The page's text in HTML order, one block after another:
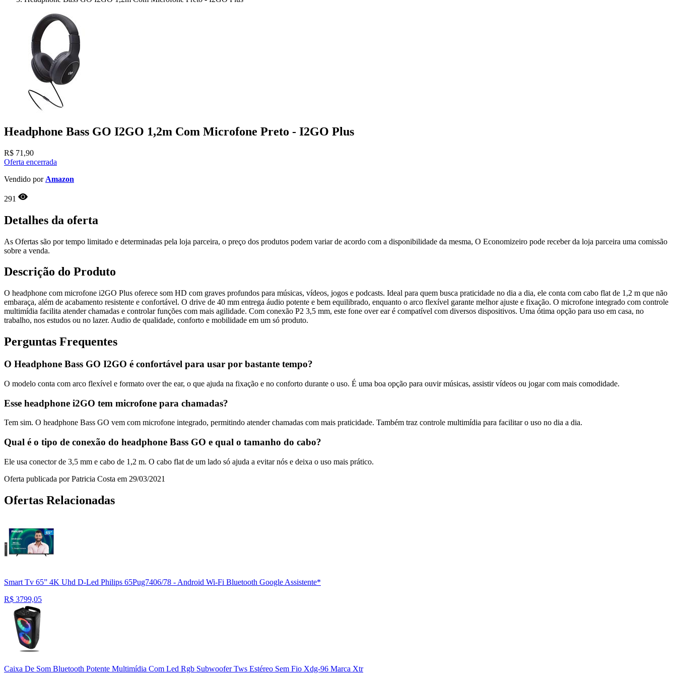
Headphone Bass GO I2GO 1,2m Com Microfone Preto - I2GO Plus
R$ 71,90
Oferta encerrada
Vendido por Amazon
291
Detalhes da oferta
As Ofertas são por tempo limitado e determinadas pela loja parceira, o preço dos produtos podem variar de acordo com a disponibilidade da mesma, O Economizeiro pode receber da loja parceira uma comissão
sobre a venda.
Descrição do Produto
O headphone com microfone i2GO Plus oferece som HD com graves profundos para músicas, vídeos, jogos e podcasts. Ideal para quem busca praticidade no dia a dia, ele conta com cabo flat de 1,2 m que não
embaraça, além de acabamento resistente e confortável. O drive de 40 mm entrega áudio potente e bem equilibrado, enquanto o arco flexível garante melhor ajuste e fixação. O microfone integrado com controle
multimídia facilita atender chamadas e controlar funções com mais agilidade. Com conexão P2 3,5 mm, este fone over ear é compatível com diversos dispositivos. Uma ótima opção para uso em casa, no
trabalho, nos estudos ou no lazer. Audio de qualidade, conforto e mobilidade em um só produto.
Perguntas Frequentes
O Headphone Bass GO I2GO é confortável para usar por bastante tempo?
O modelo conta com arco flexível e formato over the ear, o que ajuda na fixação e no conforto durante o uso. É uma boa opção para ouvir músicas, assistir vídeos ou jogar com mais comodidade.
Esse headphone i2GO tem microfone para chamadas?
Tem sim. O headphone Bass GO vem com microfone integrado, permitindo atender chamadas com mais praticidade. Também traz controle multimídia para facilitar o uso no dia a dia.
Qual é o tipo de conexão do headphone Bass GO e qual o tamanho do cabo?
Ele usa conector de 3,5 mm e cabo de 1,2 m. O cabo flat de um lado só ajuda a evitar nós e deixa o uso mais prático.
Oferta publicada por Patricia Costa em 29/03/2021
Ofertas Relacionadas
Smart Tv 65” 4K Uhd D-Led Philips 65Pug7406/78 - Android Wi-Fi Bluetooth Google Assistente*
R$ 3799,05
Caixa De Som Bluetooth Potente Multimídia Com Led Rgb Subwoofer Tws Estéreo Sem Fio Xdg-96 Marca Xtr